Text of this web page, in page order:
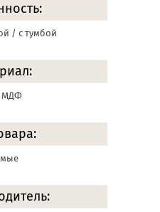
/ с тумбой
МДФ